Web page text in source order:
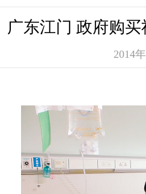
广东江门 政府购
2014